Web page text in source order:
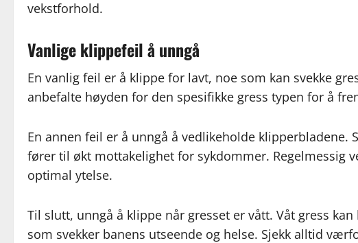
vekstforhold.
Vanlige klippefeil å unngå
En vanlig feil er å klippe for lavt, noe som kan svekke
anbefalte høyden for den spesifikke gress typen for å
En annen feil er å unngå å vedlikeholde klipperbladene.
fører til økt mottakelighet for sykdommer. Regelmessig
optimal ytelse.
Til slutt, unngå å klippe når gresset er vått. Våt gress
som svekker banens utseende og helse. Sjekk alltid